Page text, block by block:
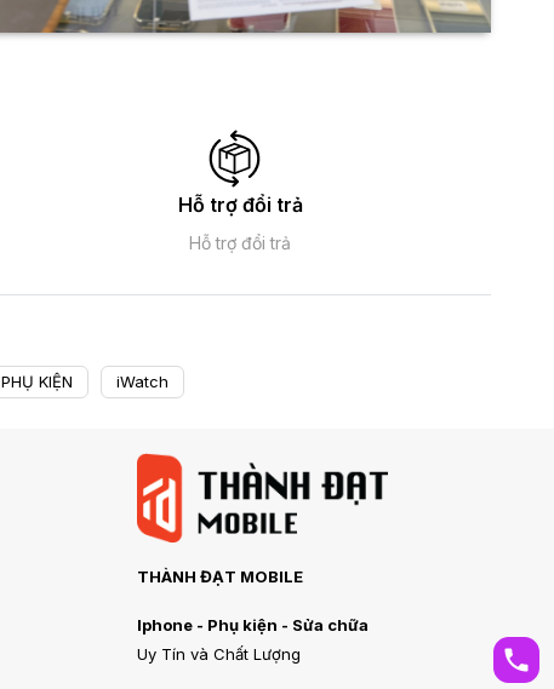
Hỗ trợ đổi trả
Hỗ trợ đổi trả
PHỤ KIỆN iWatch
THÀNH ĐẠT MOBILE
Iphone - Phụ kiện - Sửa chữa
Uy Tín và Chất Lượng